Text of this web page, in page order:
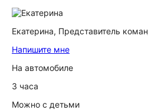
Екатерина, Представитель
Напишите мне
На автомобиле
3 часа
Можно с детьми